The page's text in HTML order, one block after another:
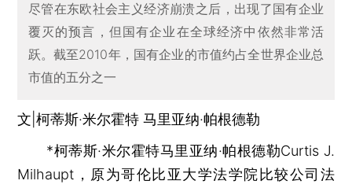
尽管在东欧社会主义经济崩溃之后，出现了国有企业
覆灭的预言，但国有企业在全球经济中依然非常活
跃。截至2010年，国有企业的市值约占全世界企业总
市值的五分之一
文|柯蒂斯·米尔霍特 马里亚纳·帕根德勒
*柯蒂斯·米尔霍特马里亚纳·帕根德勒Curtis J.
Milhaupt，原为哥伦比亚大学法学院比较公司法